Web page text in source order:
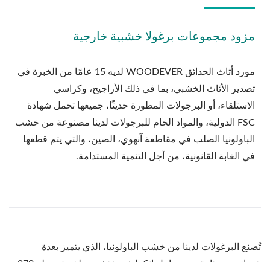
مزود مجموعات برغولا خشبية خارجية
مورد أثاث الحدائق WOODEVER لديه 15 عامًا من الخبرة في
تصدير الأثاث الخشبي، بما في ذلك الأراجيح، وكراسي
الاستلقاء، أو البرجولات المطورة حديثًا، جميعها تحمل شهادة
FSC الدولية، والمواد الخام للبرجولات لدينا مصنوعة من خشب
الباولونيا الصلب في مقاطعة آنهوي، الصين، والتي يتم قطعها
في الغابة القانونية، من أجل التنمية المستدامة.
تُصنع البرغولات لدينا من خشب الباولونيا، الذي يتميز بعدة